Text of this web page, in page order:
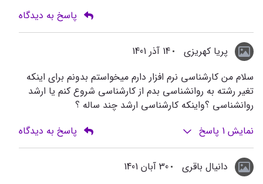
پاسخ به دیدگاه
پریا کهریزی
14 آذر 1401
سلام من کارشناسی نرم افزار دارم میخواستم بدونم برای اینکه
تغیر رشته به روانشناسی بدم از کارشناسی شروع کنم یا ارشد
روانشناسی ؟واینکه کارشناسی ارشد چند ساله ؟
نمایش 1 پاسخ پاسخ به دیدگاه
دانیال باقری
30 آبان 1401